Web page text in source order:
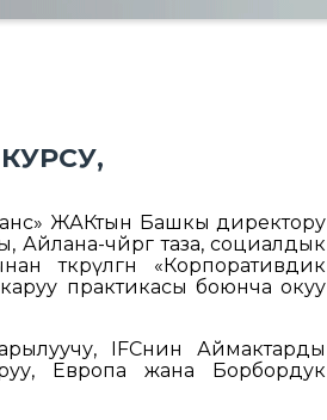
ЖАКтын Башкы директору
чөйрөгө таза, социалдык
өткөрүлгөн «Корпоративдик
практикасы боюнча окуу
IFCнин Аймактарды
Европа жана Борбордук